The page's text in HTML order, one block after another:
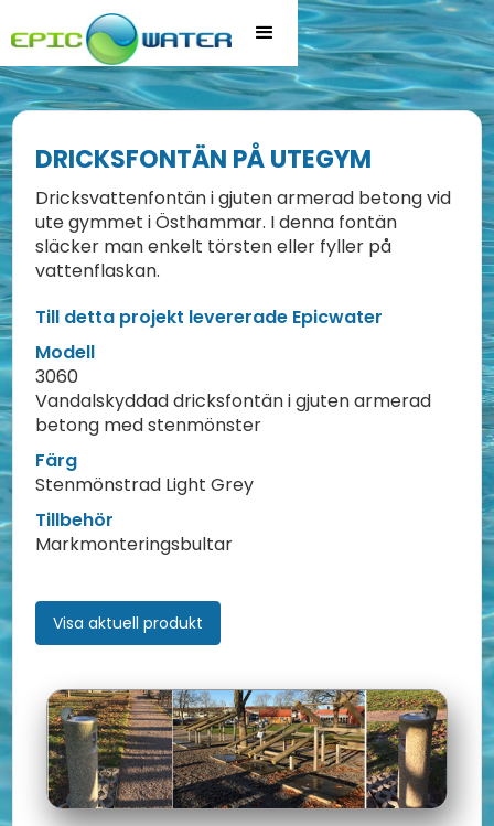
DRICKSFONTÄN PÅ UTEGYM
Dricksvattenfontän i gjuten armerad betong vid
ute gymmet i Östhammar. I denna fontän
släcker man enkelt törsten eller fyller på
vattenflaskan.
Till detta projekt levererade Epicwater
Modell
3060
Vandalskyddad dricksfontän i gjuten armerad
betong med stenmönster
Färg
Stenmönstrad Light Grey
Tillbehör
Markmonteringsbultar
Visa aktuell produkt